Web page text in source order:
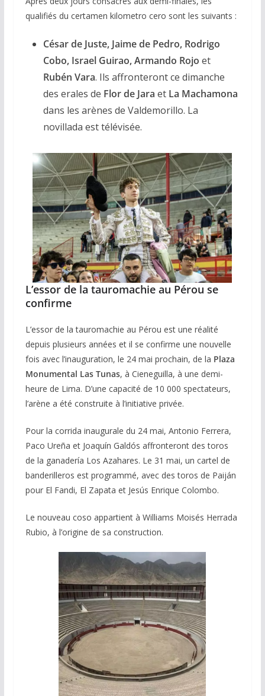
qualifiés du certamen kilometro cero sont les suivants :
César de Juste, Jaime de Pedro, Rodrigo
Cobo, Israel Guirao, Armando Rojo et
Rubén Vara. Ils affronteront ce dimanche
des erales de Flor de Jara et La Machamona
dans les arènes de Valdemorillo. La
novillada est télévisée.
L’essor de la tauromachie au Pérou se
confirme
L’essor de la tauromachie au Pérou est une réalité
depuis plusieurs années et il se confirme une nouvelle
fois avec l’inauguration, le 24 mai prochain, de la Plaza
Monumental Las Tunas, à Cieneguilla, à une demi-
heure de Lima. D’une capacité de 10 000 spectateurs,
l’arène a été construite à l’initiative privée.
Pour la corrida inaugurale du 24 mai, Antonio Ferrera,
Paco Ureña et Joaquín Galdós affronteront des toros
de la ganadería Los Azahares. Le 31 mai, un cartel de
banderilleros est programmé, avec des toros de Paiján
pour El Fandi, El Zapata et Jesús Enrique Colombo.
Le nouveau coso appartient à Williams Moisés Herrada
Rubio, à l’origine de sa construction.